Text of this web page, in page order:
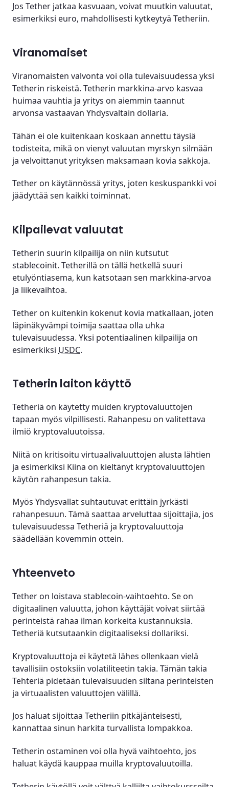
Jos Tether jatkaa kasvuaan, voivat muutkin valuutat,
esimerkiksi euro, mahdollisesti kytkeytyä Tetheriin.
Viranomaiset
Viranomaisten valvonta voi olla tulevaisuudessa yksi
Tetherin riskeistä. Tetherin markkina-arvo kasvaa
huimaa vauhtia ja yritys on aiemmin taannut
arvonsa vastaavan Yhdysvaltain dollaria.
Tähän ei ole kuitenkaan koskaan annettu täysiä
todisteita, mikä on vienyt valuutan myrskyn silmään
ja velvoittanut yrityksen maksamaan kovia sakkoja.
Tether on käytännössä yritys, joten keskuspankki voi
jäädyttää sen kaikki toiminnat.
Kilpailevat valuutat
Tetherin suurin kilpailija on niin kutsutut
stablecoinit. Tetherillä on tällä hetkellä suuri
etulyöntiasema, kun katsotaan sen markkina-arvoa
ja liikevaihtoa.
Tether on kuitenkin kokenut kovia matkallaan, joten
läpinäkyvämpi toimija saattaa olla uhka
tulevaisuudessa. Yksi potentiaalinen kilpailija on
esimerkiksi USDC.
Tetherin laiton käyttö
Tetheriä on käytetty muiden kryptovaluuttojen
tapaan myös vilpillisesti. Rahanpesu on valitettava
ilmiö kryptovaluutoissa.
Niitä on kritisoitu virtuaalivaluuttojen alusta lähtien
ja esimerkiksi Kiina on kieltänyt kryptovaluuttojen
käytön rahanpesun takia.
Myös Yhdysvallat suhtautuvat erittäin jyrkästi
rahanpesuun. Tämä saattaa arveluttaa sijoittajia, jos
tulevaisuudessa Tetheriä ja kryptovaluuttoja
säädellään kovemmin ottein.
Yhteenveto
Tether on loistava stablecoin-vaihtoehto. Se on
digitaalinen valuutta, johon käyttäjät voivat siirtää
perinteistä rahaa ilman korkeita kustannuksia.
Tetheriä kutsutaankin digitaaliseksi dollariksi.
Kryptovaluuttoja ei käytetä lähes ollenkaan vielä
tavallisiin ostoksiin volatiliteetin takia. Tämän takia
Tehteriä pidetään tulevaisuuden siltana perinteisten
ja virtuaalisten valuuttojen välillä.
Jos haluat sijoittaa Tetheriin pitkäjänteisesti,
kannattaa sinun harkita turvallista lompakkoa.
Tetherin ostaminen voi olla hyvä vaihtoehto, jos
haluat käydä kauppaa muilla kryptovaluutoilla.